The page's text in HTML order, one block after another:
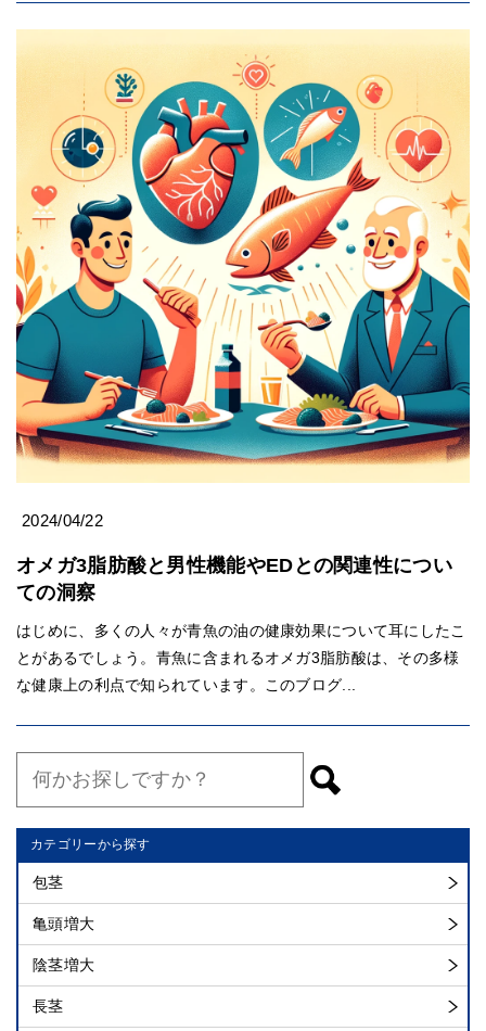
2024/04/22
オメガ3脂肪酸と男性機能やEDとの関連性につい
ての洞察
はじめに、多くの人々が青魚の油の健康効果について耳にしたこ
とがあるでしょう。青魚に含まれるオメガ3脂肪酸は、その多様
な健康上の利点で知られています。このブログ...
カテゴリーから探す
包茎
亀頭増大
陰茎増大
長茎